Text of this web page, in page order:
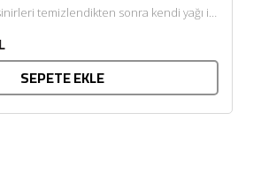
temizlendikten sonra kendi yağı ile
SEPETE EKLE